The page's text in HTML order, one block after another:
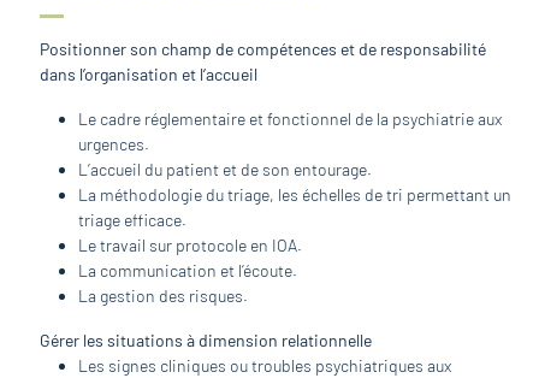
Positionner son champ de compétences et de responsabilité
dans l’organisation et l’accueil
Le cadre réglementaire et fonctionnel de la psychiatrie aux
urgences.
L’accueil du patient et de son entourage.
La méthodologie du triage, les échelles de tri permettant un
triage efficace.
Le travail sur protocole en IOA.
La communication et l’écoute.
La gestion des risques.
Gérer les situations à dimension relationnelle
Les signes cliniques ou troubles psychiatriques aux